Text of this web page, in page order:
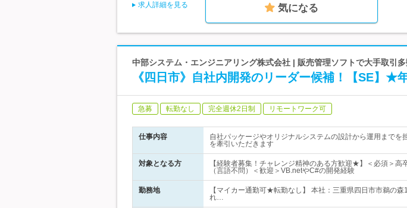
求人詳細を見る 気になる
中部システム・エンジニアリング株式会社 | 販売管理ソフトで大手取引
《四日市》自社内開発のリーダー候補！【SE】★
急募 転勤なし 完全週休2日制 リモートワーク可
仕事内容
自社パッケージやオリジナルシステムの設計から運用までを
を牽引いただきます
対象となる方
【経験者募集！チャレンジ精神のある方歓迎★】＜必須＞高
（言語不問）＜歓迎＞VB.netやC#の開発経験
勤務地
【マイカー通勤可★転勤なし】 本社：三重県四日市市鵜の
れ…